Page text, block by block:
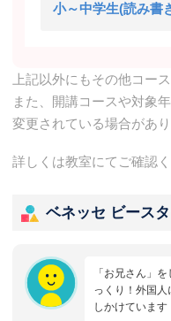
小～中学生(読み書
上記以外にもその他コー
また、開講コースや対象
変更されている場合があり
詳しくは教室にてご確認く
ベネッセ ビース
「お兄さん」
っくり！外国人
しかけています